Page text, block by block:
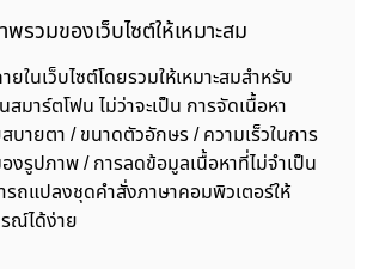
รวมของเว็บไซต์ให้เหมาะสม
ในเว็บไซต์โดยรวมให้เหมาะสมสำหรับ
มาร์ตโฟน ไม่ว่าจะเป็น การจัดเนื้อหา
สบายตา / ขนาดตัวอักษร / ความเร็วในการ
งรูปภาพ / การลดข้อมูลเนื้อหาที่ไม่จำเป็น
รถแปลงชุดคำสั่งภาษาคอมพิวเตอร์ให้
ณ์ได้ง่าย